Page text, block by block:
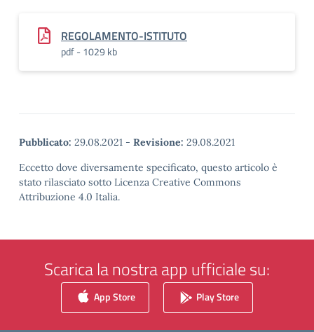
REGOLAMENTO-ISTITUTO
pdf - 1029 kb
Pubblicato: 29.08.2021 - Revisione: 29.08.2021
Eccetto dove diversamente specificato, questo articolo è
stato rilasciato sotto Licenza Creative Commons
Attribuzione 4.0 Italia.
Scarica la nostra app ufficiale su:
App Store Play Store